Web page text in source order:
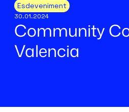
Esdeveniment
30.01.2024
Community
Valencia